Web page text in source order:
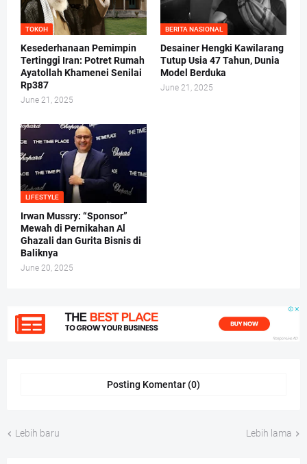
TOKOH
Kesederhanaan Pemimpin
Tertinggi Iran: Potret Rumah
Ayatollah Khamenei Senilai
Rp387
June 21, 2025
BERITA NASIONAL
Desainer Hengki Kawilarang
Tutup Usia 47 Tahun, Dunia
Model Berduka
June 21, 2025
LIFESTYLE
Irwan Mussry: “Sponsor”
Mewah di Pernikahan Al
Ghazali dan Gurita Bisnis di
Baliknya
June 20, 2025
Posting Komentar (0)
Lebih baru Lebih lama